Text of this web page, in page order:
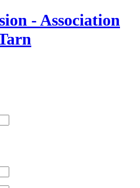
- Association